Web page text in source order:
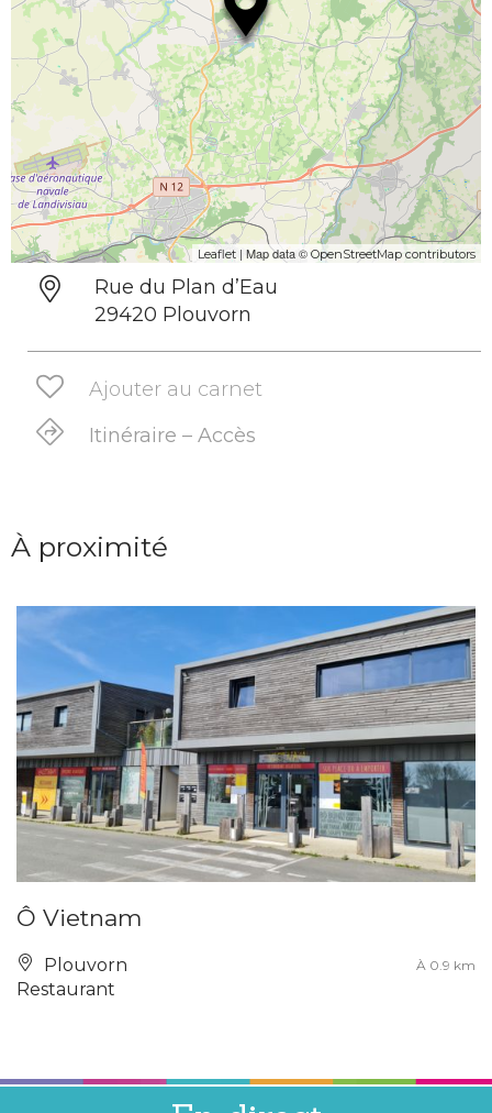
Leaflet | Map data © OpenStreetMap contributors
Rue du Plan d’Eau
29420 Plouvorn
Ajouter au carnet
Itinéraire – Accès
À proximité
Ô Vietnam
Plouvorn À 0.9 km
Restaurant